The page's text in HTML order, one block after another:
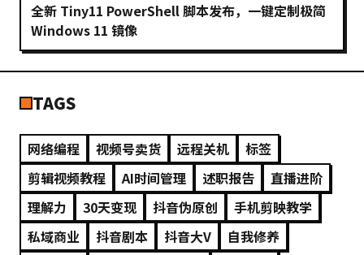
全新 Tiny11 PowerShell 脚本发布，一键定制极简
Windows 11 镜像
TAGS
网络编程 视频号卖货 远程关机
标签
剪辑视频教程
AI时间管理 述职报告
直播进阶
理解力
30天变现 抖音伪原创
手机剪映教学
私域商业
抖音剧本 抖音大V
自我修养